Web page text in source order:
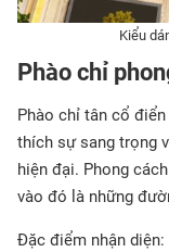
Kiểu
Phào chỉ
Phào chỉ tân cổ
thích sự sang trọng
hiện đại. Phong
vào đó là những
Đặc điểm nhận diện: